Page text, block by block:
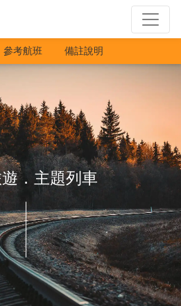
參考航班 備註說明
．主題列車